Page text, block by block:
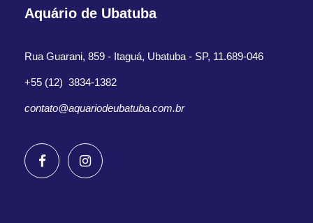
Aquário de Ubatuba
Rua Guarani, 859 - Itaguá, Ubatuba - SP, 11.689-046
+55 (12) 3834-1382
contato@aquariodeubatuba.com.br